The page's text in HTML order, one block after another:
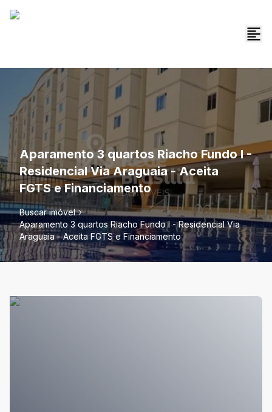
Aparamento 3 quartos Riacho Fundo I -
Residencial Via Araguaia - Aceita
FGTS e Financiamento
Buscar imóvel
Aparamento 3 quartos Riacho Fundo I - Residencial Via
Araguaia - Aceita FGTS e Financiamento